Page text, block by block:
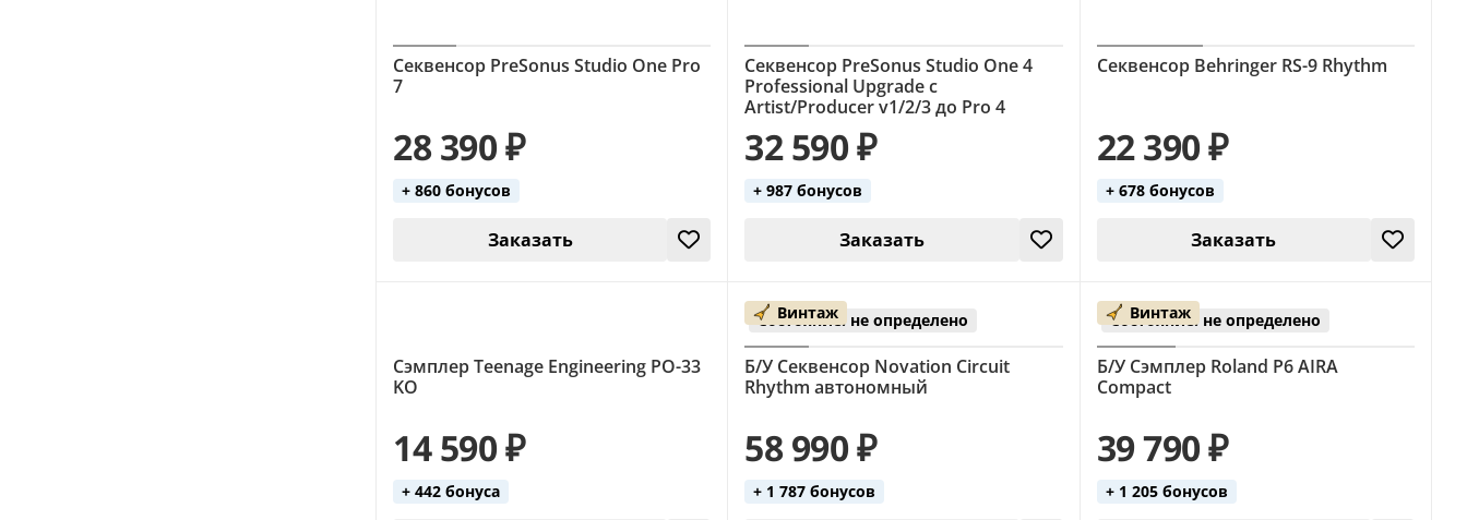
Секвенсор PreSonus Studio One Pro
7
28 390 ₽
+ 860 бонусов
Заказать
Секвенсор PreSonus Studio One 4
Professional Upgrade с
Artist/Producer v1/2/3 до Pro 4
32 590 ₽
+ 987 бонусов
Заказать
Секвенсор Behringer RS-9 Rhythm
22 390 ₽
+ 678 бонусов
Заказать
Сэмплер Teenage Engineering PO-33
KO
14 590 ₽
+ 442 бонуса
Винтаж
Б/У Секвенсор Novation Circuit
Rhythm автономный
Состояние: не определено
58 990 ₽
+ 1 787 бонусов
Винтаж
Б/У Сэмплер Roland P6 AIRA
Compact
Состояние: не определено
39 790 ₽
+ 1 205 бонусов